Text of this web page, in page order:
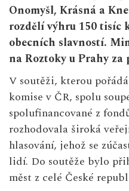
Onomyšl, Krásná a
rozdělí výhru 150 tisíc
obecních slavností.
na Roztoky u Prahy
V soutěži, kterou
komise v ČR, spolu
spolufinancované z
rozhodovala široká
hlasování, jehož se
lidí. Do soutěže bylo
měst z celé České